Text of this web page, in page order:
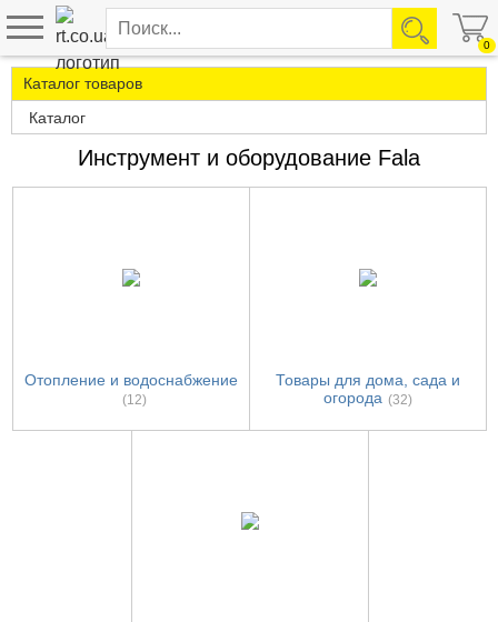
0
Каталог товаров
Каталог
Инструмент и оборудование Fala
Отопление и водоснабжение
(12)
Товары для дома, сада и
огорода (32)